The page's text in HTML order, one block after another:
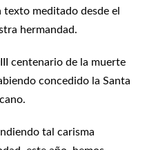
meditado desde el
hermandad.
centenario de la muerte
concedido la Santa
tal carisma